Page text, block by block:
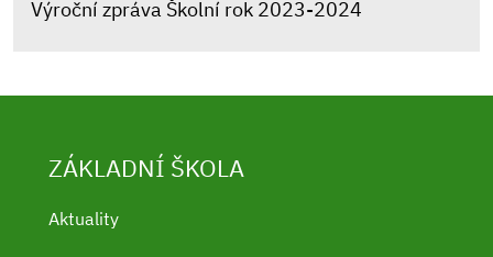
Výroční zpráva Školní rok 2023-2024
ZÁKLADNÍ ŠKOLA
Aktuality